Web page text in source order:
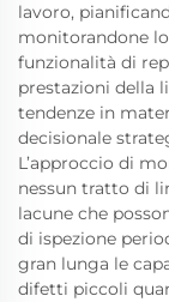
lavoro,
monitorandone
funzionalità di
prestazioni della
tendenze in
decisionale
L’approccio di
nessun tratto di
lacune che
di ispezione
gran lunga le
difetti piccoli